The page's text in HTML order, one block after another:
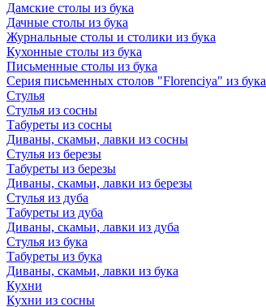
Дамские столы из бука
Дачные столы из бука
Журнальные столы и столики из бука
Кухонные столы из бука
Письменные столы из бука
Серия письменных столов "Florenciya" из бука
Стулья
Стулья из сосны
Табуреты из сосны
Диваны, скамьи, лавки из сосны
Стулья из березы
Табуреты из березы
Диваны, скамьи, лавки из березы
Стулья из дуба
Табуреты из дуба
Диваны, скамьи, лавки из дуба
Стулья из бука
Табуреты из бука
Диваны, скамьи, лавки из бука
Кухни
Кухни из сосны